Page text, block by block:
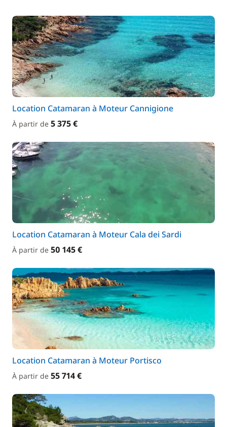
Location Catamaran à Moteur Cannigione
À partir de 5 375 €
Location Catamaran à Moteur Cala dei Sardi
À partir de 50 145 €
Location Catamaran à Moteur Portisco
À partir de 55 714 €